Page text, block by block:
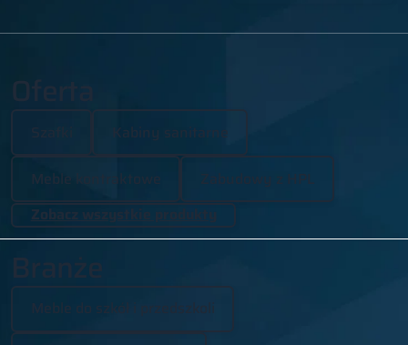
Oferta
Kabiny sanitarne
Meble kontraktowe
Zobacz wszystkie produkty
Branże
Meble do szkół i przedszkoli